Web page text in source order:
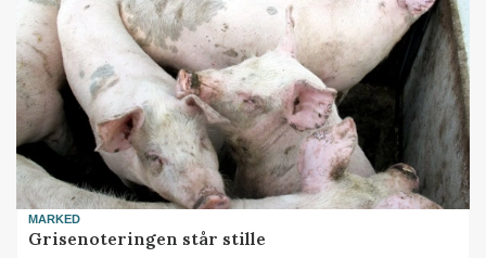
MARKED
Grisenoteringen står stille